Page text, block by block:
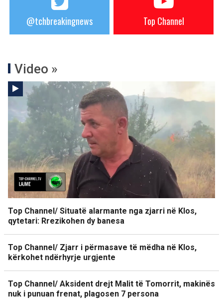
@tchbreakingnews Top Channel
Video »
Top Channel/ Situatë alarmante nga zjarri në Klos,
qytetari: Rrezikohen dy banesa
Top Channel/ Zjarr i përmasave të mëdha në Klos,
kërkohet ndërhyrje urgjente
Top Channel/ Aksident drejt Malit të Tomorrit, makinës
nuk i punuan frenat, plagosen 7 persona